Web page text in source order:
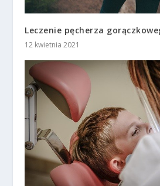
Leczenie pęcherza
12 kwietnia 2021